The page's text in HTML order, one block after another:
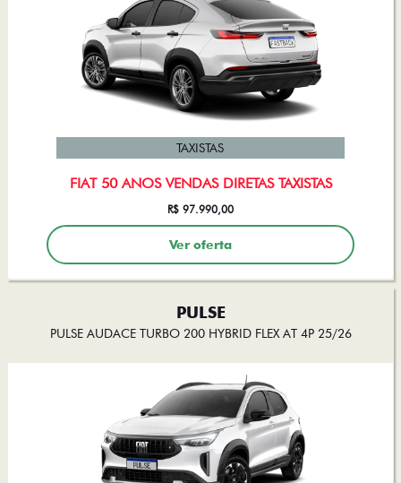
FIAT 50 ANOS VENDAS DIRETAS TAXISTAS
TAXISTAS
R$ 97.990,00
Ver oferta
PULSE
PULSE AUDACE TURBO 200 HYBRID FLEX AT 4P 25/26